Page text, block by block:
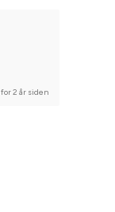
for 2 år siden